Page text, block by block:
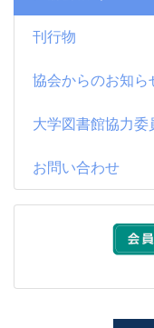
刊行物
協会からのお知ら
大学図書館協力委
お問い合わせ